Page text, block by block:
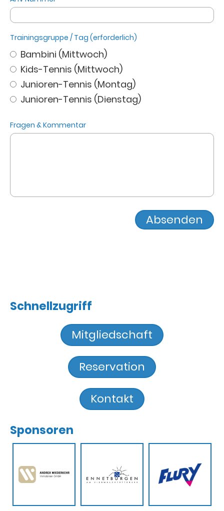
Trainingsgruppe / Tag (erforderlich)
Bambini (Mittwoch)
Kids-Tennis (Mittwoch)
Junioren-Tennis (Montag)
Junioren-Tennis (Dienstag)
Fragen & Kommentar
Schnellzugriff
Mitgliedschaft
Reservation
Kontakt
Sponsoren